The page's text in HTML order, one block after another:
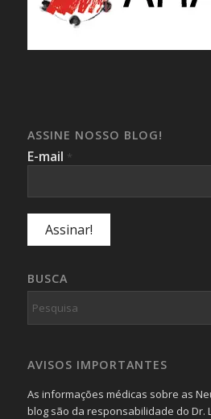
ASSINE NOSSO BLOG!
E-mail *
BUSCA
AVISOS IMPORTANTES
As informações médicas sobre as
blog são da responsabilidade do Dr.